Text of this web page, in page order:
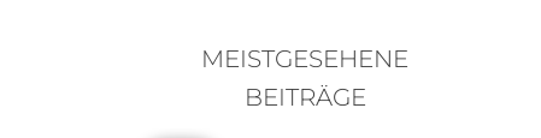
MEISTGESEHENE
BEITRÄGE